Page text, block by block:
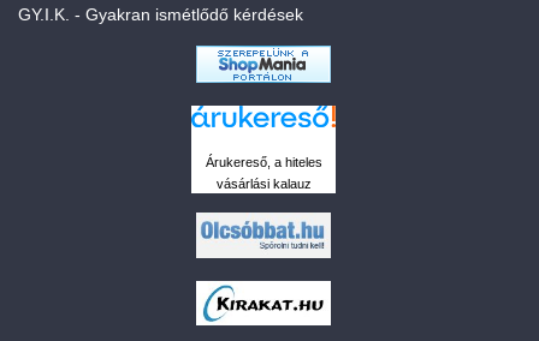
GY.I.K. - Gyakran ismétlődő kérdések
Árukereső, a hiteles
vásárlási kalauz